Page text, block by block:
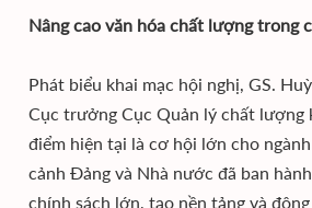
Nâng cao văn hóa chất lượng trong
Phát biểu khai mạc hội nghị, GS.
Cục trưởng Cục Quản lý chất lượng
điểm hiện tại là cơ hội lớn cho
cảnh Đảng và Nhà nước đã ban
chính sách lớn, tạo nền tảng và